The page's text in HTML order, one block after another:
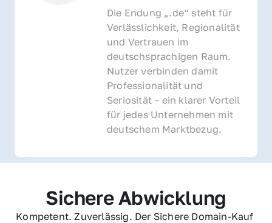
Die Endung „.de“ steht für
Verlässlichkeit, Regionalität
und Vertrauen im
deutschsprachigen Raum.
Nutzer verbinden damit
Professionalität und
Seriosität – ein klarer Vorteil
für jedes Unternehmen mit
deutschem Marktbezug.
Sichere Abwicklung
Kompetent. Zuverlässig. Der Sichere Domain-Kauf